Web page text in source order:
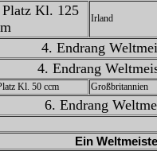
Platz Kl. 125
Irland
4. Endrang
4. Endrang
Kl. 50 ccm Großbritannien
6. Endrang
Ein